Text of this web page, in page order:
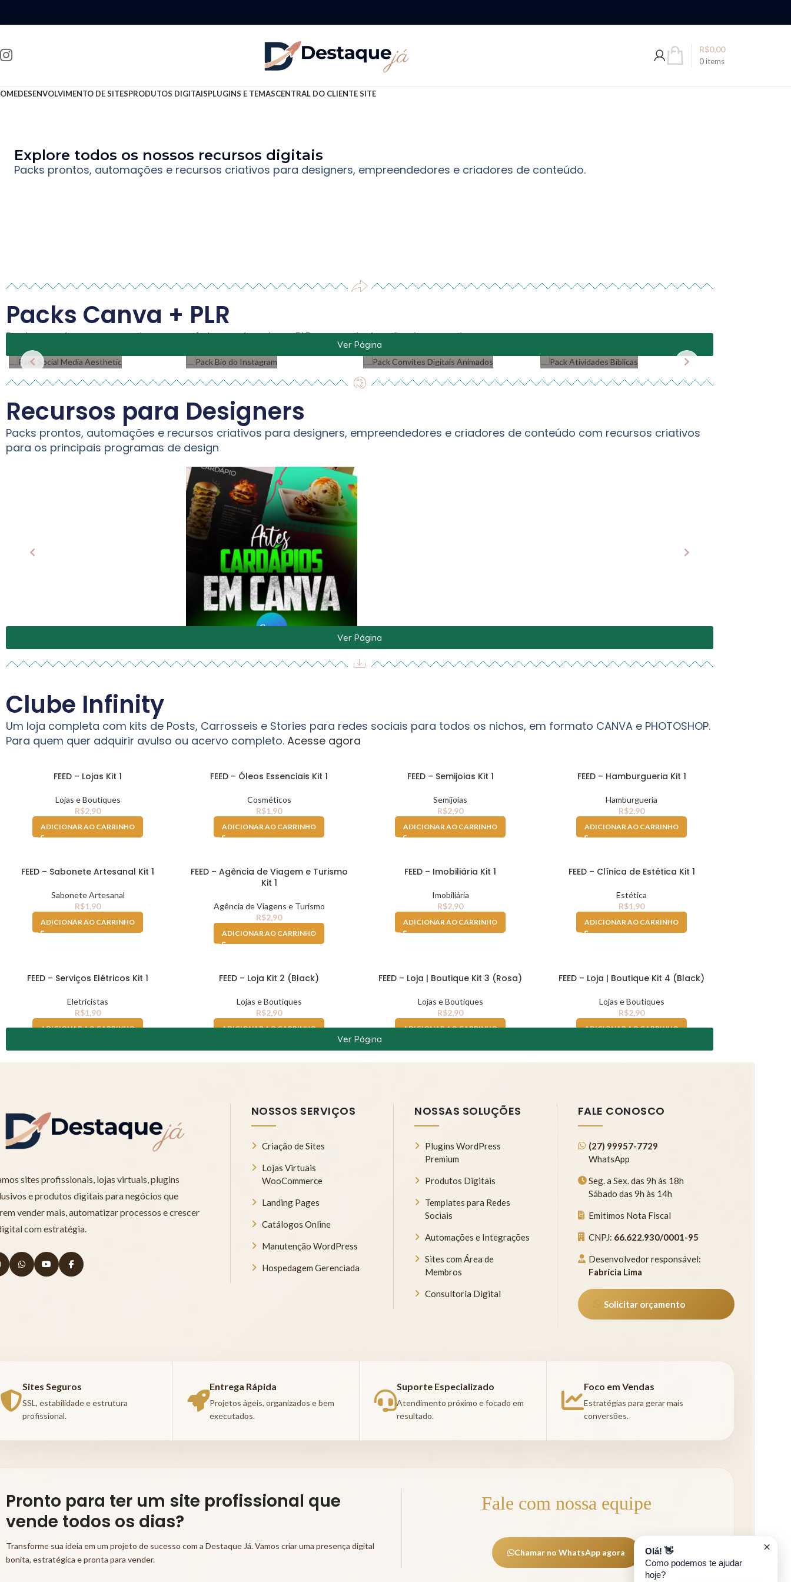
0items
R$0,00
DESENVOLVIMENTO DE SITESPRODUTOS DIGITAISPLUGINS E TEMASCENTRAL DO CLIENTE SITE
Explore todos os nossos recursos digitais
Packs prontos, automações e recursos criativos para designers, empreendedores e criadores de conteúdo.
Packs Canva + PLR
Packs prontos para uso do seu negócio, renda extra e PLR com autorização de revenda.
Pack Social
Media
Aesthetic
Pack Bio
do
Digitais
Animados
Atividades
Ver Página
Recursos para Designers
Packs prontos, automações e recursos criativos para designers, empreendedores e criadores de conteúdo com recursos criativos
para os principais programas de design
Ver Página
Clube Infinity
Um loja completa com kits de Posts, Carrosseis e Stories para redes sociais para todos os nichos, em formato CANVA e PHOTOSHOP.
Para quem quer adquirir avulso ou acervo completo. Acesse agora
FEED – Lojas Kit 1
Lojas e Boutiques
R$2,90
ADICIONAR AO CARRINHO
FEED – Óleos Essenciais Kit 1
Cosméticos
R$1,90
ADICIONAR AO CARRINHO
FEED – Semijoias Kit 1
Semijoias
R$2,90
ADICIONAR AO CARRINHO
FEED – Hamburgueria Kit 1
Hamburgueria
R$2,90
ADICIONAR AO CARRINHO
FEED – Sabonete Artesanal Kit 1
Sabonete Artesanal
R$1,90
ADICIONAR AO CARRINHO
FEED – Agência de Viagem e Turismo
Kit 1
Agência de Viagens e Turismo
R$2,90
ADICIONAR AO CARRINHO
FEED – Imobiliária Kit 1
Imobiliária
R$2,90
ADICIONAR AO CARRINHO
FEED – Clínica de Estética Kit 1
Estética
R$1,90
ADICIONAR AO CARRINHO
FEED – Serviços Elétricos Kit 1
Eletricistas
R$1,90
ADICIONAR AO CARRINHO
FEED – Loja Kit 2 (Black)
Lojas e Boutiques
R$2,90
ADICIONAR AO CARRINHO
FEED – Loja | Boutique Kit 3 (Rosa)
Lojas e Boutiques
R$2,90
ADICIONAR AO CARRINHO
FEED – Loja | Boutique Kit 4 (Black)
Lojas e Boutiques
R$2,90
ADICIONAR AO CARRINHO
Ver Página
sites profissionais, lojas virtuais, plugins
e produtos digitais para negócios que
vender mais, automatizar processos e crescer
com estratégia.
NOSSOS SERVIÇOS
Criação de Sites
Lojas Virtuais
WooCommerce
Landing Pages
Catálogos Online
Manutenção WordPress
Hospedagem Gerenciada
NOSSAS SOLUÇÕES
Plugins WordPress
Premium
Produtos Digitais
Templates para Redes
Sociais
Automações e Integrações
Sites com Área de
Membros
Consultoria Digital
FALE CONOSCO
(27) 99957-7729
WhatsApp
Seg. a Sex. das 9h às 18h
Sábado das 9h às 14h
Emitimos Nota Fiscal
CNPJ: 66.622.930/0001-95
Desenvolvedor responsável:
Fabrícia Lima
Solicitar orçamento
Sites Seguros
SSL, estabilidade e estrutura
profissional.
Entrega Rápida
Projetos ágeis, organizados e bem
executados.
Suporte Especializado
Atendimento próximo e focado em
resultado.
Foco em Vendas
Estratégias para gerar mais
conversões.
Pronto para ter um site profissional que
vende todos os dias?
Transforme sua ideia em um projeto de sucesso com a Destaque Já. Vamos criar uma presença digital
bonita, estratégica e pronta para vender.
Fale com nossa equipe
Chamar no WhatsApp agora ×
Olá! 👋
Como podemos te ajudar
hoje?